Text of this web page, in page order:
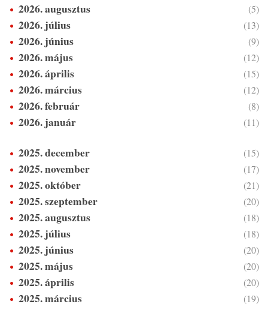
2026. augusztus (5)
2026. július (13)
2026. június (9)
2026. május (12)
2026. április (15)
2026. március (12)
2026. február (8)
2026. január (11)
2025. december (15)
2025. november (17)
2025. október (21)
2025. szeptember (20)
2025. augusztus (18)
2025. július (18)
2025. június (20)
2025. május (20)
2025. április (20)
2025. március (19)